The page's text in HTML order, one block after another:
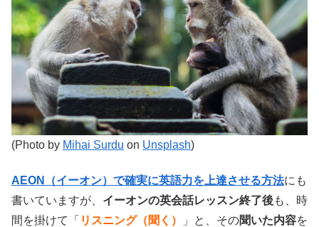
(Photo by Mihai Surdu on Unsplash)
AEON（イーオン）で確実に英語力を上達させる方法にも
書いていますが、 イーオンの英会話レッスン終了後も、時
間を掛けて「 リスニング（聞く） 」と、その聞いた内容を